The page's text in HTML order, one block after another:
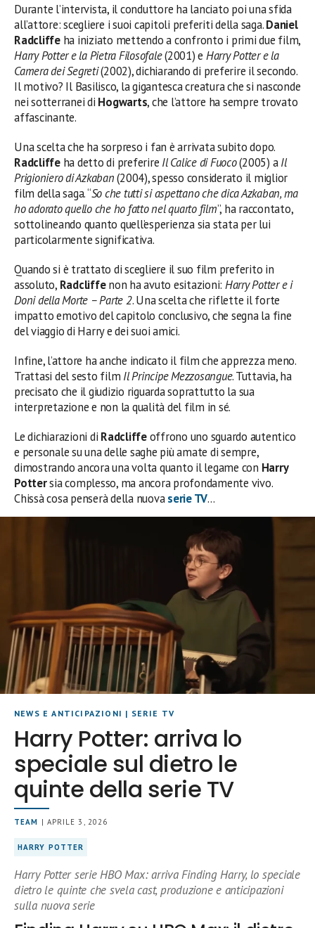
Durante l’intervista, il conduttore ha lanciato poi una sfida
all’attore: scegliere i suoi capitoli preferiti della saga.Daniel
Radcliffeha iniziato mettendo a confronto i primi due film,
Harry Potter e la Pietra Filosofale(2001) e Harry Potter e la
Camera dei Segreti(2002), dichiarando di preferire il secondo.
Il motivo? Il Basilisco, la gigantesca creatura che si nasconde
nei sotterranei di Hogwarts, che l’attore ha sempre trovato
affascinante.
Una scelta che ha sorpreso i fan è arrivata subito dopo.
Radcliffeha detto di preferire Il Calice di Fuoco(2005) aIl
Prigioniero di Azkaban(2004), spesso considerato il miglior
film della saga. “So che tutti si aspettano che dica Azkaban, ma
ho adorato quello che ho fatto nel quarto film”, ha raccontato,
sottolineando quanto quell’esperienza sia stata per lui
particolarmente significativa.
Quando si è trattato di scegliere il suo film preferito in
assoluto, Radcliffenon ha avuto esitazioni: Harry Potter e i
Doni della Morte – Parte 2. Una scelta che riflette il forte
impatto emotivo del capitolo conclusivo, che segna la fine
del viaggio di Harry e dei suoi amici.
Infine, l’attore ha anche indicato il film che apprezza meno.
Trattasi del sesto film Il Principe Mezzosangue. Tuttavia, ha
precisato che il giudizio riguarda soprattutto la sua
interpretazione e non la qualità del film in sé.
Le dichiarazioni di Radcliffeoffrono uno sguardo autentico
e personale su una delle saghe più amate di sempre,
dimostrando ancora una volta quanto il legame con Harry
Pottersia complesso, ma ancora profondamente vivo.
Chissà cosa penserà della nuovaserie TV…
NEWS E ANTICIPAZIONI | SERIE TV
Harry Potter: arriva lo
speciale sul dietro le
quinte della serie TV
TEAM | APRILE 3, 2026
HARRY POTTER
Harry Potter serie HBO Max: arriva Finding Harry, lo speciale
dietro le quinte che svela cast, produzione e anticipazioni
sulla nuova serie